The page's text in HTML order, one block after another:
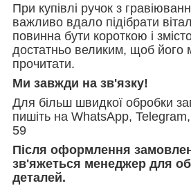
При купівлі ручок з
важливо вдало підібрати
повинна бути короткою і
достатньо великим, щоб його
прочитати.
Ми завжди на зв'язку!
Для більш швидкої обробки
пишіть на WhatsApp,
59
Після оформлення
зв'яжеться менеджер для
деталей.